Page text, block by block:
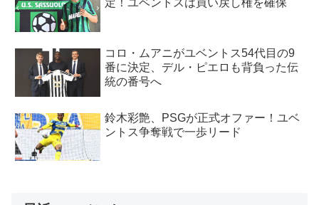
定！ユベントスは買い戻し権を確保
コロ・ムアニがユベントス54代目の9
番に決定、デル・ピエロも背負った伝
統の番号へ
鈴木彩艶、PSGが正式オファー！ユベ
ントス争奪戦で一歩リード